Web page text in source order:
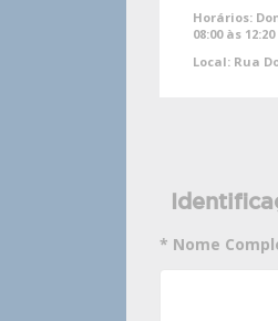
Horários:
08:00 às 12:20
Local: Rua
* Nome